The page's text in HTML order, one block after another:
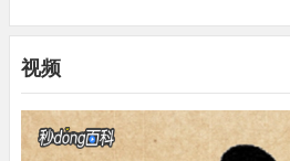
平明：天亮的时候。
咸阳：秦都咸阳，在今陕西咸阳市东北
呜咽：流水声若断若续。
子：男儿。
貂裘：貂皮袍子。貂，一种动物，皮料
视频